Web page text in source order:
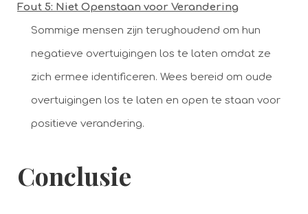
Fout 5: Niet Openstaan voor Verandering
Sommige mensen zijn terughoudend om hun
negatieve overtuigingen los te laten omdat ze
zich ermee identificeren. Wees bereid om oude
overtuigingen los te laten en open te staan voor
positieve verandering.
Conclusie